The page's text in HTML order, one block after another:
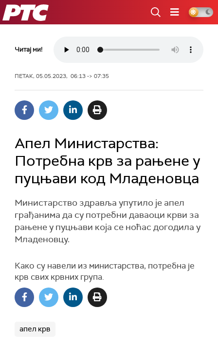
РТС
Читај ми!
ПЕТАК, 05.05.2023, 06:13 -> 07:35
Апел Министарства:
Потребна крв за рањене у
пуцњави код Младеновца
Министарство здравља упутило је апел
грађанима да су потребни даваоци крви за
рањене у пуцњави која се ноћас догодила у
Младеновцу.
Како су навели из министарства, потребна је
крв свих крвних група.
апел крв